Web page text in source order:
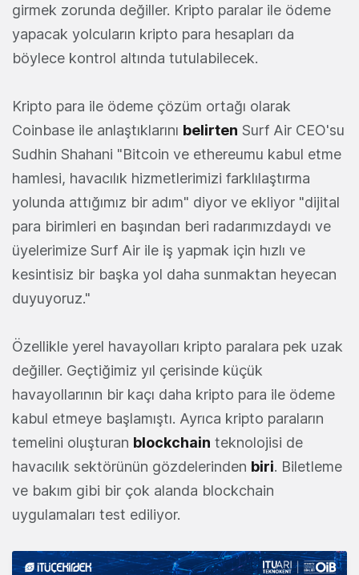
girmek zorunda değiller. Kripto paralar ile ödeme
yapacak yolcuların kripto para hesapları da
böylece kontrol altında tutulabilecek.
Kripto para ile ödeme çözüm ortağı olarak
Coinbase ile anlaştıklarını belirten Surf Air CEO'su
Sudhin Shahani "Bitcoin ve ethereumu kabul etme
hamlesi, havacılık hizmetlerimizi farklılaştırma
yolunda attığımız bir adım" diyor ve ekliyor "dijital
para birimleri en başından beri radarımızdaydı ve
üyelerimize Surf Air ile iş yapmak için hızlı ve
kesintisiz bir başka yol daha sunmaktan heyecan
duyuyoruz."
Özellikle yerel havayolları kripto paralara pek uzak
değiller. Geçtiğimiz yıl çerisinde küçük
havayollarının bir kaçı daha kripto para ile ödeme
kabul etmeye başlamıştı. Ayrıca kripto paraların
temelini oluşturan blockchain teknolojisi de
havacılık sektörünün gözdelerinden biri. Biletleme
ve bakım gibi bir çok alanda blockchain
uygulamaları test ediliyor.